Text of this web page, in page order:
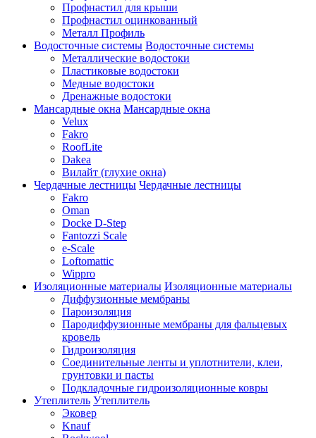
Профнастил для крыши
Профнастил оцинкованный
Металл Профиль
Водосточные системы Водосточные системы
Металлические водостоки
Пластиковые водостоки
Медные водостоки
Дренажные водостоки
Мансардные окна Мансардные окна
Velux
Fakro
RoofLite
Dakea
Вилайт (глухие окна)
Чердачные лестницы Чердачные лестницы
Fakro
Oman
Docke D-Step
Fantozzi Scale
e-Scale
Loftomattic
Wippro
Изоляционные материалы Изоляционные материалы
Диффузионные мембраны
Пароизоляция
Пародиффузионные мембраны для фальцевых
кровель
Гидроизоляция
Соединительные ленты и уплотнители, клеи,
грунтовки и пасты
Подкладочные гидроизоляционные ковры
Утеплитель Утеплитель
Эковер
Knauf